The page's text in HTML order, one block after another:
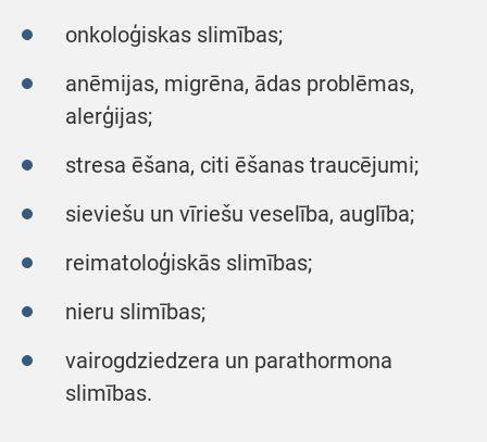
onkoloģiskas slimības;
anēmijas, migrēna, ādas problēmas,
alerģijas;
stresa ēšana, citi ēšanas traucējumi;
sieviešu un vīriešu veselība, auglība;
reimatoloģiskās slimības;
nieru slimības;
vairogdziedzera un parathormona
slimības.